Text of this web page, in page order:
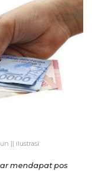
|| ilustrasi
mendapat pos